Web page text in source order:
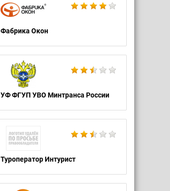
Фабрика Окон
УФ ФГУП УВО Минтранса России
Туроператор Интурист